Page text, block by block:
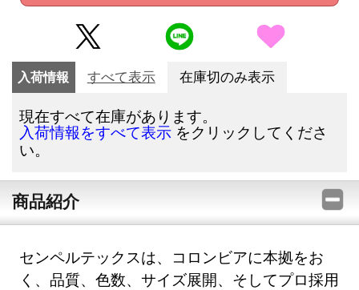
入荷情報 すべて表示 在庫切のみ表示
現在すべて在庫があります。
入荷情報をすべて表示 をクリックしてくださ
い。
商品紹介
センペルテックスは、コロンビアに本拠をお
く、品質、色数、サイズ展開、そしてプロ採用